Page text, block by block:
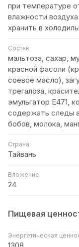
при температуре
влажности
хранить в
Состав
мальтоза, сахар,
красной фасоли
соевое масло),
трегалоза,
эмульгатор Е471,
содержать следы
бобов, молока,
Страна
Тайвань
Вложение
24
Пищевая
Энергетическая